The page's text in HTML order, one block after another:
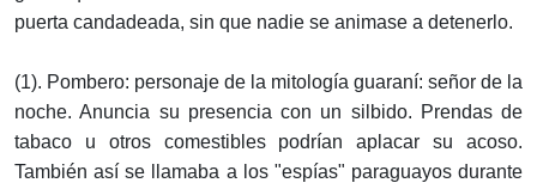
puerta candadeada, sin que nadie se animase a detenerlo.
(1). Pombero: personaje de la mitología guaraní: señor de la
noche. Anuncia su presencia con un silbido. Prendas de
tabaco u otros comestibles podrían aplacar su acoso.
También así se llamaba a los "espías" paraguayos durante